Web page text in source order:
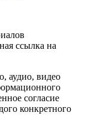
ссылка на
аудио, видео
согласие
конкретного